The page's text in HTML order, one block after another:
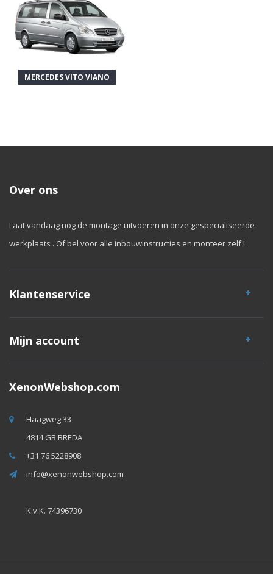
MERCEDES VITO VIANO
Over ons
Laat vandaag nog de montage uitvoeren in onze gespecialiseerde
werkplaats . Of bel voor alle inbouwinstructies en monteer zelf !
Klantenservice
Mijn account
XenonWebshop.com
Haagweg 33
4814 GB BREDA
+31 76 5228908
info@xenonwebshop.com
K.v.K. 74396730